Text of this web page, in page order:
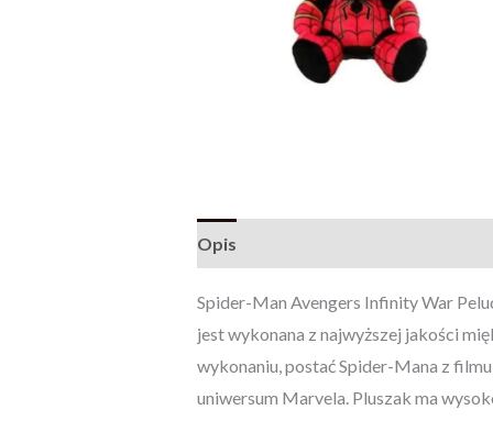
Opis
Spider-Man Avengers Infinity War
jest wykonana z najwyższej jakości
wykonaniu, postać Spider-Mana z
uniwersum Marvela. Pluszak ma